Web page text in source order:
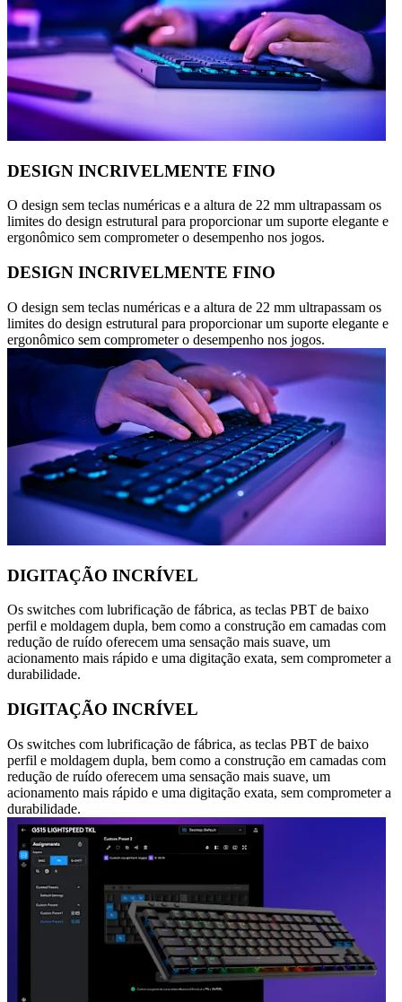
DESIGN INCRIVELMENTE FINO
O design sem teclas numéricas e a altura de 22 mm ultrapassam os
limites do design estrutural para proporcionar um suporte elegante e
ergonômico sem comprometer o desempenho nos jogos.
DESIGN INCRIVELMENTE FINO
O design sem teclas numéricas e a altura de 22 mm ultrapassam os
limites do design estrutural para proporcionar um suporte elegante e
ergonômico sem comprometer o desempenho nos jogos.
DIGITAÇÃO INCRÍVEL
Os switches com lubrificação de fábrica, as teclas PBT de baixo
perfil e moldagem dupla, bem como a construção em camadas com
redução de ruído oferecem uma sensação mais suave, um
acionamento mais rápido e uma digitação exata, sem comprometer a
durabilidade.
DIGITAÇÃO INCRÍVEL
Os switches com lubrificação de fábrica, as teclas PBT de baixo
perfil e moldagem dupla, bem como a construção em camadas com
redução de ruído oferecem uma sensação mais suave, um
acionamento mais rápido e uma digitação exata, sem comprometer a
durabilidade.